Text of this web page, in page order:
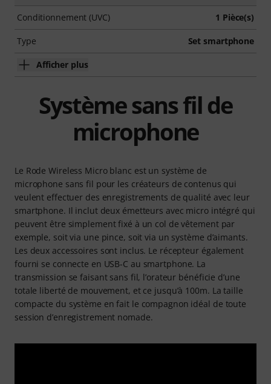
Conditionnement (UVC) 1 Pièce(s)
Type Set smartphone
Afficher plus
Système sans fil de
microphone
Le Rode Wireless Micro blanc est un système de
microphone sans fil pour les créateurs de contenus qui
veulent effectuer des enregistrements de qualité avec leur
smartphone. Il inclut deux émetteurs avec micro intégré qui
peuvent être simplement fixé à un col de vêtement par
exemple, soit via une pince, soit via un système d’aimants.
Les deux accessoires sont inclus. Le récepteur également
fourni se connecte en USB-C au smartphone. La
transmission se faisant sans fil, l’orateur bénéficie d’une
totale liberté de mouvement, et ce jusqu’à 100m. La taille
compacte du système en fait le compagnon idéal de toute
session d’enregistrement nomade.